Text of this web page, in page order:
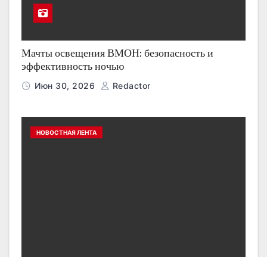
Мачты освещения ВМОН: безопасность и
эффективность ночью
Июн 30, 2026 Redactor
НОВОСТНАЯ ЛЕНТА